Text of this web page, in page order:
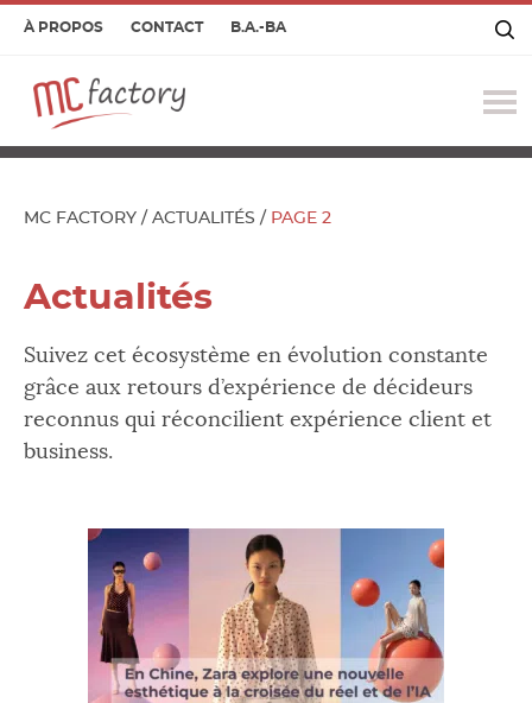
À PROPOS CONTACT B.A.-BA
le
MC FACTORY / ACTUALITÉS / PAGE 2
Actualités
Suivez cet écosystème en évolution constante
grâce aux retours d’expérience de décideurs
reconnus qui réconcilient expérience client et
business.